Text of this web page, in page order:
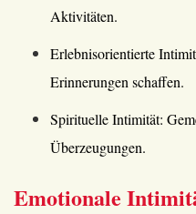
Aktivitäten.
Erlebnisorientierte
Erinnerungen schaffen.
Spirituelle Intimität:
Überzeugungen.
Emotionale